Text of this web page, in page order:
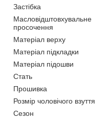
Застібка
Масловідштовхувальне
просочення
Матеріал верху
Матеріал підкладки
Матеріал підошви
Стать
Прошивка
Розмір чоловічого взуття
Сезон